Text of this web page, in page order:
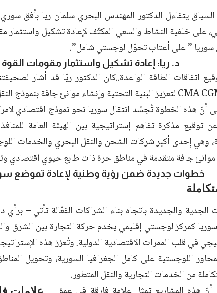
يتفاءل الدكتور المهندس البحري سلمان ريا بأفق
على خلفية النشاط والسعي المكثّف لإعادة تشكيل واستثمار
سوريا ” على أعتاب تحوّل لوجستي شامل”.
د. ريا: إعادة تشكيل واستثمار مقومات القوة
اتفاقات الطاقة الواعدة..كان الدكتور ريّا قد أشار
لتعزيز البنية التحتية وإنشاء موانئ جافة بنموذج
أنّ هذه الخطوة تُجسّد انتقال سوريا نحو نموذج اقتصادي
وهي إحدى أكبر شركات الشحن والنقل البحري والخدمات
جافة متقدمة في مناطق حرة ذات طابع حيوي اقتصادي
خطوات جديدة ضمن رؤية وطنية لإعادة تموضع
الجدية والجديدة باتجاه بناء الشراكات الفعّالة تأتي –
كمركز لوجستي إقليمي يخدم حركة التجارة بين الشرق
في قلب الممرات الاقتصادية الدولية. وتُعزز هذه
اللوجستية على كامل الجغرافيا السورية، وتحويل
من الخدمات التجارية والنقل المتطور.